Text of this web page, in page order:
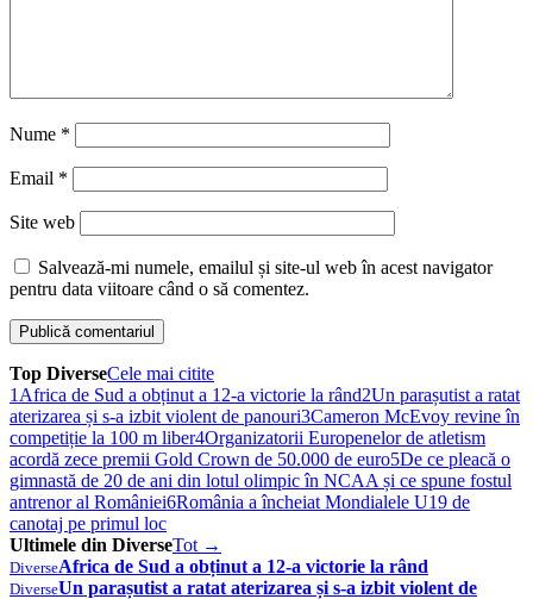
Nume *
Email *
Site web
Salvează-mi numele, emailul și site-ul web în acest navigator
pentru data viitoare când o să comentez.
Top DiverseCele mai citite
1 Africa de Sud a obținut a 12-a victorie la rând2Un parașutist a ratat
aterizarea și s-a izbit violent de panouri3Cameron McEvoy revine în
competiție la 100 m liber4Organizatorii Europenelor de atletism
acordă zece premii Gold Crown de 50.000 de euro5De ce pleacă o
gimnastă de 20 de ani din lotul olimpic în NCAA și ce spune fostul
antrenor al României6România a încheiat Mondialele U19 de
canotaj pe primul loc
Ultimele din DiverseTot →
DiverseAfrica de Sud a obținut a 12-a victorie la rând
DiverseUn parașutist a ratat aterizarea și s-a izbit violent de